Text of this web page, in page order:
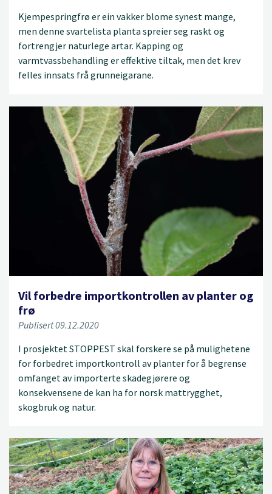
Kjempespringfrø er ein vakker blome synest mange,
men denne svartelista planta spreier seg raskt og
fortrengjer naturlege artar. Kapping og
varmtvassbehandling er effektive tiltak, men det krev
felles innsats frå grunneigarane.
Vil forbedre importkontrollen av planter og
frø
Publisert 09.12.2020
I prosjektet STOPPEST skal forskere se på mulighetene
for forbedret importkontroll av planter for å begrense
omfanget av importerte skadegjørere og
konsekvensene de kan ha for norsk mattrygghet,
skogbruk og natur.